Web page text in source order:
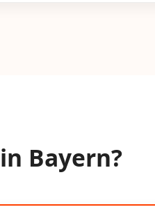
Bayern?